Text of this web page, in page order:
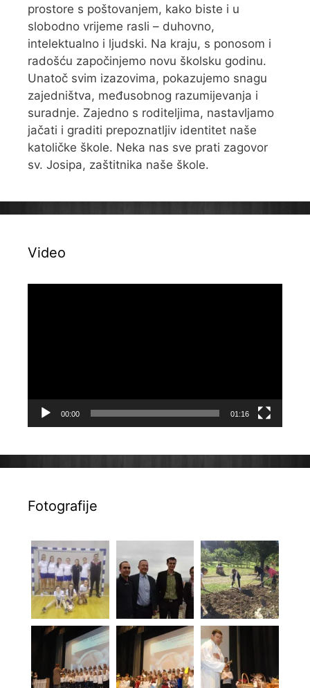
prostore s poštovanjem, kako biste i u
slobodno vrijeme rasli – duhovno,
intelektualno i ljudski. Na kraju, s ponosom i
radošću započinjemo novu školsku godinu.
Unatoč svim izazovima, pokazujemo snagu
zajedništva, međusobnog razumijevanja i
suradnje. Zajedno s roditeljima, nastavljamo
jačati i graditi prepoznatljiv identitet naše
katoličke škole. Neka nas sve prati zagovor
sv. Josipa, zaštitnika naše škole.
Video
00:00 01:16
Fotografije